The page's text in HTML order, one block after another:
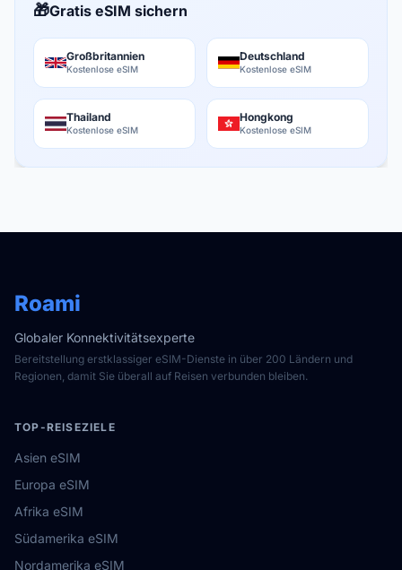
🎁Gratis eSIM sichern
Großbritannien
Kostenlose eSIM
Deutschland
Kostenlose eSIM
Thailand
Kostenlose eSIM
Hongkong
Kostenlose eSIM
Roami
Globaler Konnektivitätsexperte
Bereitstellung erstklassiger eSIM-Dienste in über 200 Ländern und
Regionen, damit Sie überall auf Reisen verbunden bleiben.
TOP-REISEZIELE
Asien eSIM
Europa eSIM
Afrika eSIM
Südamerika eSIM
Nordamerika eSIM